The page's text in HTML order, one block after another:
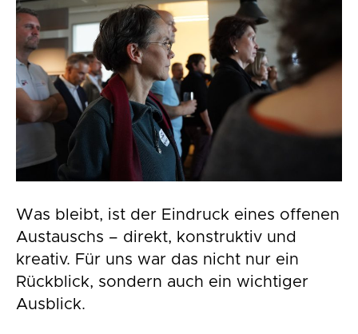
Was bleibt, ist der Eindruck eines offenen
Austauschs – direkt, konstruktiv und
kreativ. Für uns war das nicht nur ein
Rückblick, sondern auch ein wichtiger
Ausblick.